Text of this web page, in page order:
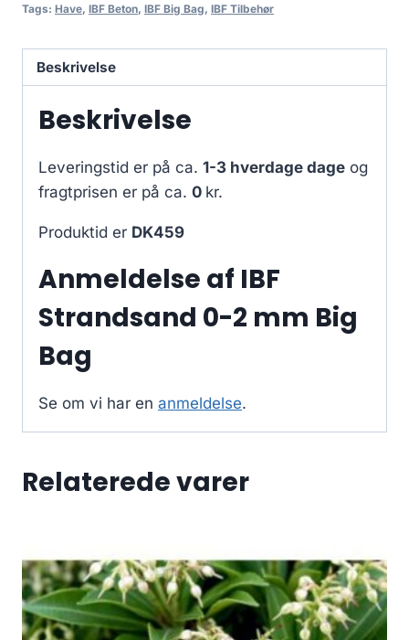
Tags: Have, IBF Beton, IBF Big Bag, IBF Tilbehør
Beskrivelse
Beskrivelse
Leveringstid er på ca. 1-3 hverdage dage og
fragtprisen er på ca. 0 kr.
Produktid er DK459
Anmeldelse af IBF
Strandsand 0-2 mm Big
Bag
Se om vi har en anmeldelse.
Relaterede varer